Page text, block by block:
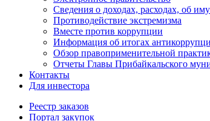
Сведения о доходах, расходах, об
Противодействие экстремизма
Вместе против коррупции
Информация об итогах
Обзор правоприменительной
Отчеты Главы Прибайкальского
Контакты
Для инвестора
Реестр заказов
Портал закупок